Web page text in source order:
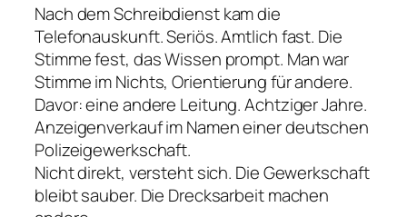
Nach dem Schreibdienst kam die
Telefonauskunft. Seriös. Amtlich fast. Die
Stimme fest, das Wissen prompt. Man war
Stimme im Nichts, Orientierung für andere.
Davor: eine andere Leitung. Achtziger Jahre.
Anzeigenverkauf im Namen einer deutschen
Polizeigewerkschaft.
Nicht direkt, versteht sich. Die Gewerkschaft
bleibt sauber. Die Drecksarbeit machen